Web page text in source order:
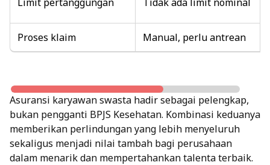
Proses klaim Manual, perlu antrean
Asuransi karyawan swasta hadir sebagai pelengkap,
bukan pengganti BPJS Kesehatan. Kombinasi keduanya
memberikan perlindungan yang lebih menyeluruh
sekaligus menjadi nilai tambah bagi perusahaan
dalam menarik dan mempertahankan talenta terbaik.